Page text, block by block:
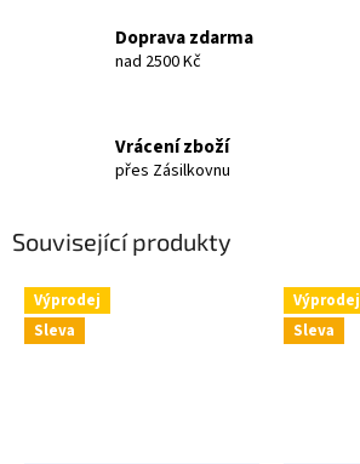
Doprava zdarma
nad 2500 Kč
Vrácení zboží
přes Zásilkovnu
Související produkty
Výprodej
Sleva
Výprodej
Sleva